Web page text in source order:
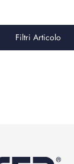
Filtri Articolo